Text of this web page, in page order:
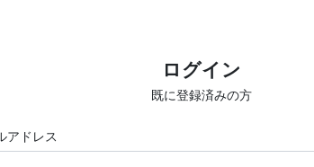
ログイン
既に登録済みの方
アドレス